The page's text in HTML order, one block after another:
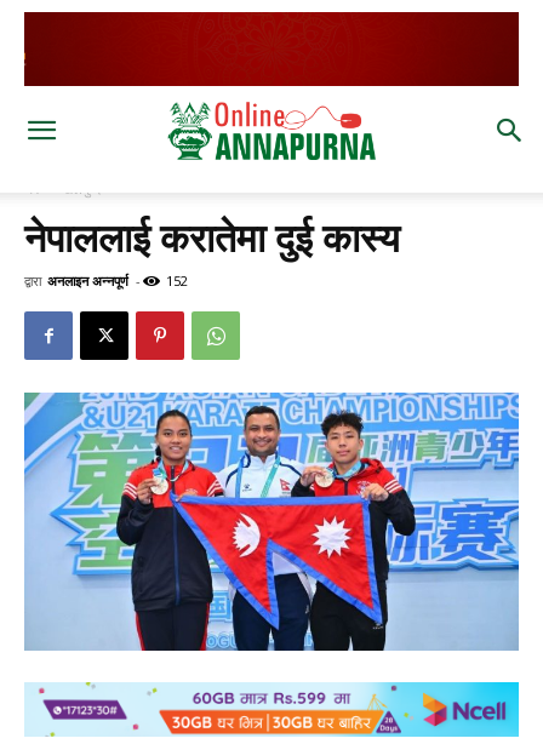
घर खेलकुद
नेपाललाई करातेमा दुई कास्य
द्वारा अनलाइन अन्नपूर्ण - 152